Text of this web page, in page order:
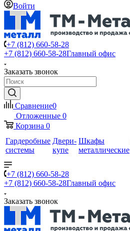
Войти
+7 (812) 660-58-28
+7 (812) 660-58-28Главный офис
Заказать звонок
Сравнение0
Отложенные 0
Корзина 0
Гардеробные
системы
Двери-
купе
Шкафы
металлические
+7 (812) 660-58-28
+7 (812) 660-58-28Главный офис
Заказать звонок